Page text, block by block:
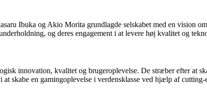
Ibuka og Akio Morita grundlagde selskabet med en vision
og deres engagement i at levere høj kvalitet og
innovation, kvalitet og brugeroplevelse. De stræber efter at
at skabe en gamingoplevelse i verdensklasse ved hjælp af